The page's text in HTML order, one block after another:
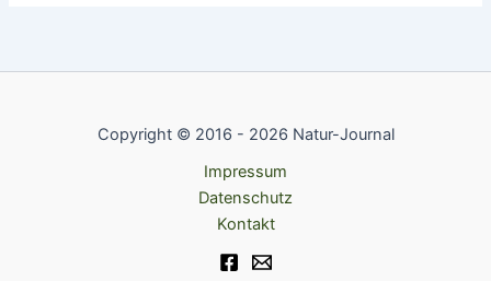
Copyright © 2016 - 2026 Natur-Journal
Impressum
Datenschutz
Kontakt